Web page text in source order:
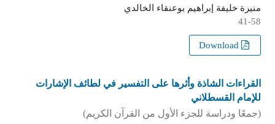
منيرة خليفة إبراهيم بوعنقاء الخالدي
41-58
القراءات الشاذة وأثرها على التفسير في لطائف الإشارات
للإمام القسطلاني
(جمعًا ودراسة للجزء الأول من القرآن الكريم)